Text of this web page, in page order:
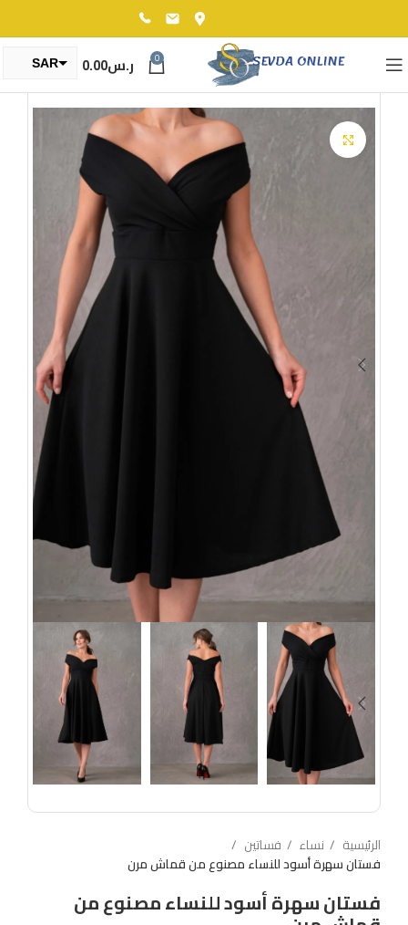
0 ر.س0.00
SAR
TRY
الرئيسية نساء
فساتين
فستان سهرة أسود للنساء مصنوع من قماش مرن
فستان سهرة أسود للنساء مصنوع من